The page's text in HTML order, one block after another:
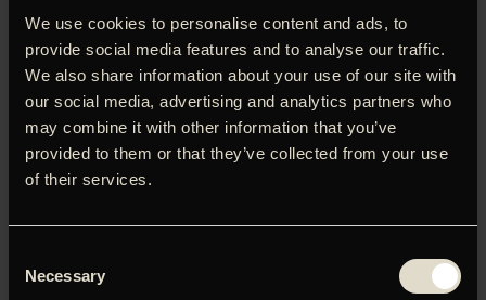
We use cookies to personalise content and ads, to
provide social media features and to analyse our traffic.
We also share information about your use of our site with
our social media, advertising and analytics partners who
may combine it with other information that you’ve
provided to them or that they’ve collected from your use
of their services.
Selection
Necessary
‘Sandheden om mænd’ er et kærligt portræt af en